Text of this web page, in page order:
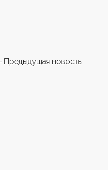
Предыдущая новость